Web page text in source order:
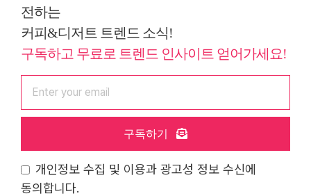
전하는
커피&디저트 트렌드 소식!
구독하고 무료로 트렌드 인사이트 얻어가세요!
구독하기
개인정보 수집 및 이용과 광고성 정보 수신에
동의합니다.